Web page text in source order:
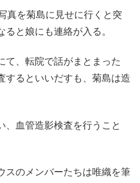
真を菊島に見せに行くと突
と娘にも連絡が入る。
て、転院で話がまとまった
するといいだすも、菊島は造
、血管造影検査を行うこと
スのメンバーたちは唯織を筆